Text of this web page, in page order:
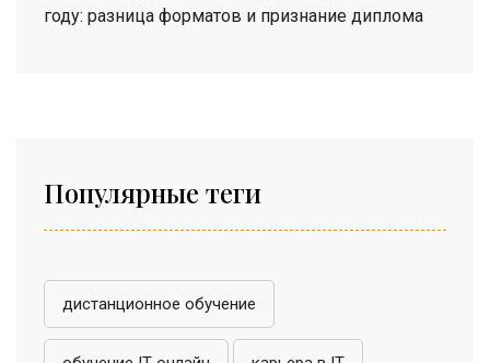
году: разница форматов и признание диплома
Популярные теги
дистанционное обучение